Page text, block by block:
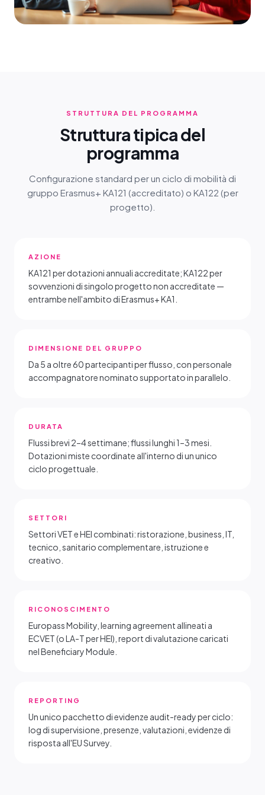
STRUTTURA DEL PROGRAMMA
Struttura tipica del
programma
Configurazione standard per un ciclo di mobilità di
gruppo Erasmus+ KA121 (accreditato) o KA122 (per
progetto).
AZIONE
KA121 per dotazioni annuali accreditate; KA122 per
sovvenzioni di singolo progetto non accreditate —
entrambe nell'ambito di Erasmus+ KA1.
DIMENSIONE DEL GRUPPO
Da 5 a oltre 60 partecipanti per flusso, con personale
accompagnatore nominato supportato in parallelo.
DURATA
Flussi brevi 2–4 settimane; flussi lunghi 1–3 mesi.
Dotazioni miste coordinate all'interno di un unico
ciclo progettuale.
SETTORI
Settori VET e HEI combinati: ristorazione, business, IT,
tecnico, sanitario complementare, istruzione e
creativo.
RICONOSCIMENTO
Europass Mobility, learning agreement allineati a
ECVET (o LA-T per HEI), report di valutazione caricati
nel Beneficiary Module.
REPORTING
Un unico pacchetto di evidenze audit-ready per ciclo:
log di supervisione, presenze, valutazioni, evidenze di
risposta all'EU Survey.